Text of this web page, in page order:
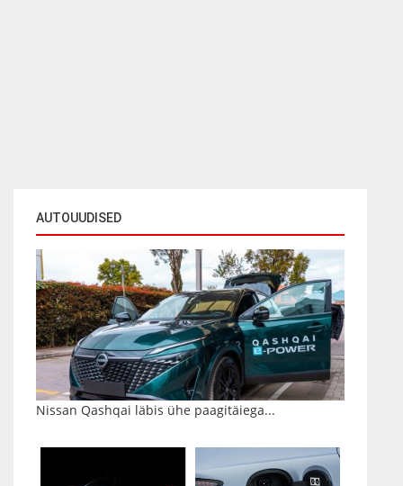
AUTOUUDISED
Nissan Qashqai läbis ühe paagitäiega...